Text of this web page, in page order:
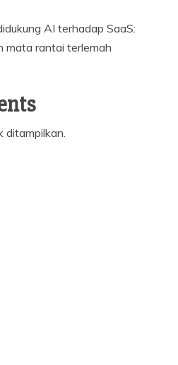
AI terhadap SaaS:
mata rantai terlemah
ditampilkan.